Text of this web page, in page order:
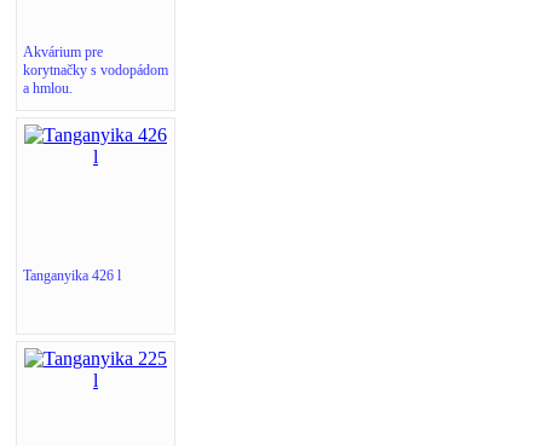
Akvárium pre
korytnačky s vodopádom
a hmlou.
Tanganyika 426 l